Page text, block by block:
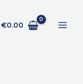
€0.00